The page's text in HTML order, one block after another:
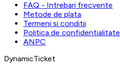
FAQ - Intrebari frecvente
Metode de plata
Termeni si conditii
Politica de confidentialitate
ANPC
DynamicTicket